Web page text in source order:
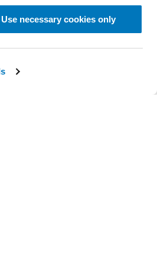
Use necessary cookies only